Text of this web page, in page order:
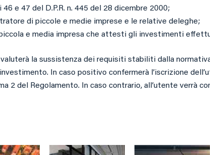
e 47 del D.P.R. n. 445 del 28 dicembre 2000;
di piccole e medie imprese e le relative deleghe;
e media impresa che attesti gli investimenti
la sussistenza dei requisiti stabiliti dalla
In caso positivo confermerà l’iscrizione
2 del Regolamento. In caso contrario, all’utente verrà